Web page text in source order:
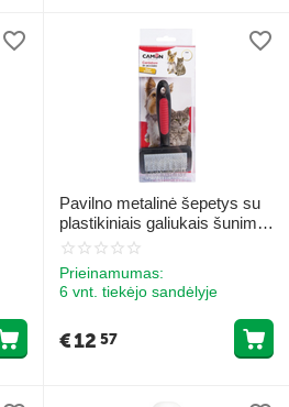
Pavilno metalinė šepetys su
plastikiniais galiukais šunims
ir katinams 11x7 cm
Prieinamumas:
6 vnt. tiekėjo sandėlyje
€12 57